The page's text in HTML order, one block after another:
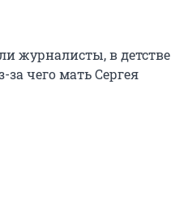
журналисты, в детстве
чего мать Сергея